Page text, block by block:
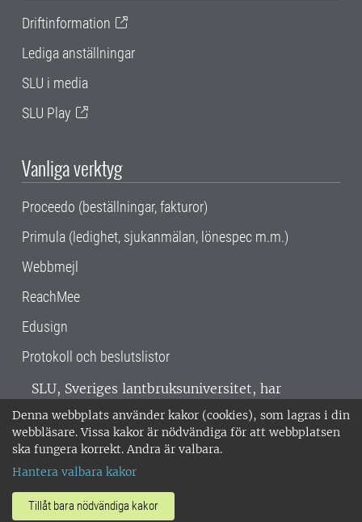
Denna webbplats använder kakor (cookies), som lagras i din
webbläsare. Vissa kakor är nödvändiga för att webbplatsen
ska fungera korrekt. Andra är valbara.
Hantera valbara kakor
Tillåt bara nödvändiga kakor
Driftinformation
Lediga anställningar
SLU i media
SLU Play
Vanliga verktyg
Proceedo (beställningar, fakturor)
Primula (ledighet, sjukanmälan, lönespec m.m.)
Webbmejl
ReachMee
Edusign
Protokoll och beslutslistor
SLU, Sveriges lantbruksuniversitet, har
verksamhet över hela Sverige. Huvudorter är
Alnarp, Uppsala och Umeå.SLU är
miljöcertifierat enligt ISO 14001. •
018-67 10 00 • Org nr: 202100-2817 •
Om SLU:s webbplatser